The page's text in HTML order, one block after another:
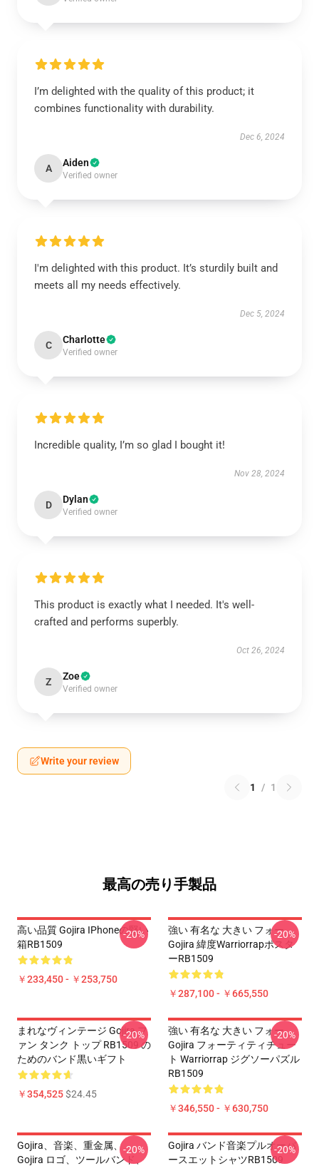
I’m delighted with the quality of this product; it
combines functionality with durability.
Dec 6, 2024
A Aiden
Verified owner
I'm delighted with this product. It’s sturdily built and
meets all my needs effectively.
Dec 5, 2024
C Charlotte
Verified owner
Incredible quality, I’m so glad I bought it!
Nov 28, 2024
D Dylan
Verified owner
This product is exactly what I needed. It's well-
crafted and performs superbly.
Oct 26, 2024
Z Zoe
Verified owner
Write your review
1 / 1
最高の売り手製品
高い品質 Gojira IPhoneの堅い
箱RB1509
￥233,450 - ￥253,750
-20%
強い 有名な 大きい フォー
Gojira 緯度Warriorrapポスタ
ーRB1509
￥287,100 - ￥665,550
-20%
まれなヴィンテージ Gojira フ
ァン タンク トップ RB1509 の
ためのバンド黒いギフト
￥354,525$24.45
-20%
強い 有名な 大きい フォー
Gojira フォーティティチュー
ト Warriorrap ジグソーパズル
RB1509
￥346,550 - ￥630,750
-20%
Gojira、音楽、重金属、
Gojira ロゴ、ツールバンド、
-20%
Gojira バンド音楽プルオーバ
ースエットシャツRB1509
-20%